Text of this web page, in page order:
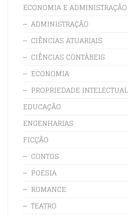
ECONOMIA E ADMINISTRAÇÃO
ADMINISTRAÇÃO
CIÊNCIAS ATUARIAIS
CIÊNCIAS CONTÁBEIS
ECONOMIA
PROPRIEDADE INTELECTUAL
EDUCAÇÃO
ENGENHARIAS
FICÇÃO
CONTOS
POESIA
ROMANCE
TEATRO